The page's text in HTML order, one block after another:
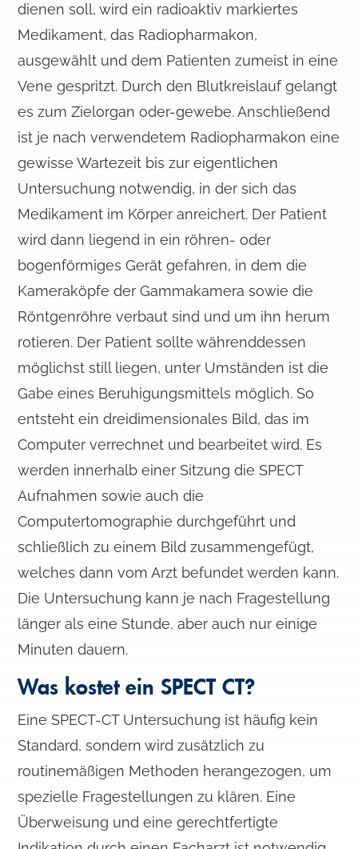
dienen soll, wird ein radioaktiv markiertes
Medikament, das Radiopharmakon,
ausgewählt und dem Patienten zumeist in eine
Vene gespritzt. Durch den Blutkreislauf gelangt
es zum Zielorgan oder-gewebe. Anschließend
ist je nach verwendetem Radiopharmakon eine
gewisse Wartezeit bis zur eigentlichen
Untersuchung notwendig, in der sich das
Medikament im Körper anreichert. Der Patient
wird dann liegend in ein röhren- oder
bogenförmiges Gerät gefahren, in dem die
Kameraköpfe der Gammakamera sowie die
Röntgenröhre verbaut sind und um ihn herum
rotieren. Der Patient sollte währenddessen
möglichst still liegen, unter Umständen ist die
Gabe eines Beruhigungsmittels möglich. So
entsteht ein dreidimensionales Bild, das im
Computer verrechnet und bearbeitet wird. Es
werden innerhalb einer Sitzung die SPECT
Aufnahmen sowie auch die
Computertomographie durchgeführt und
schließlich zu einem Bild zusammengefügt,
welches dann vom Arzt befundet werden kann.
Die Untersuchung kann je nach Fragestellung
länger als eine Stunde, aber auch nur einige
Minuten dauern.
Was kostet ein SPECT CT?
Eine SPECT-CT Untersuchung ist häufig kein
Standard, sondern wird zusätzlich zu
routinemäßigen Methoden herangezogen, um
spezielle Fragestellungen zu klären. Eine
Überweisung und eine gerechtfertigte